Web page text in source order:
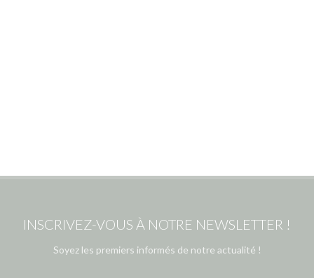
INSCRIVEZ-VOUS À NOTRE NEWSLETTER !
Soyez les premiers informés de notre actualité !